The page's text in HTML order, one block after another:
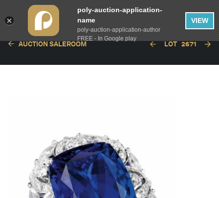
AUCTION SALEROOM LOT 2671
poly-auction-application-
name
poly-auction-application-author
FREE - In Google play
VIEW